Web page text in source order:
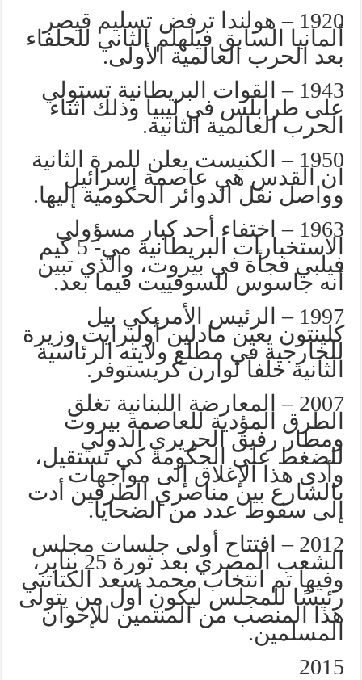
1920 – هولندا ترفض تسليم قيصر
ألمانيا السابق فيلهلم الثاني للحلفاء
بعد الحرب العالمية الأولى.
1943 – القوات البريطانية تستولي
على طرابلس في ليبيا وذلك أثناء
الحرب العالمية الثانية.
1950 – الكنيست يعلن للمرة الثانية
ان القدس هي عاصمة إسرائيل
وواصل نقل الدوائر الحكومية إليها.
1963 – اختفاء أحد كبار مسؤولي
الاستخبارات البريطانية مي- 5 كيم
فيلبي فجأة في بيروت، والذي تبين
أنه جاسوس للسوفييت فيما بعد.
1997 – الرئيس الأمريكي بيل
كلينتون يعين مادلين أولبرايت وزيرة
للخارجية في مطلع ولايته الرئاسية
الثانية خلفاً لوارن كريستوفر.
2007 – المعارضة اللبنانية تغلق
الطرق المؤدية للعاصمة بيروت
ومطار رفيق الحريري الدولي
للضغط على الحكومة كي تستقيل،
وأدى هذا الإغلاق إلى مواجهات
بالشارع بين مناصري الطرفين أدت
إلى سقوط عدد من الضحايا.
2012 – افتتاح أولى جلسات مجلس
الشعب المصري بعد ثورة 25 يناير،
وفيها تم انتخاب محمد سعد الكتاتني
رئيسًا للمجلس ليكون أول من يتولى
هذا المنصب من المنتمين للإخوان
المسلمين.
2015